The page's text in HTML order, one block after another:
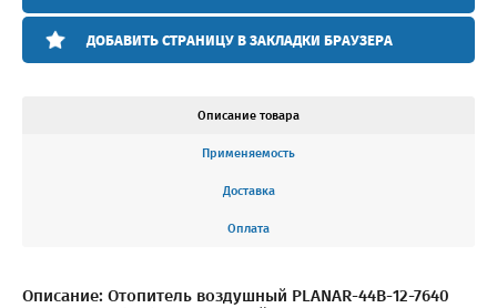
ДОБАВИТЬ СТРАНИЦУ В ЗАКЛАДКИ БРАУЗЕРА
Описание товара
Применяемость
Доставка
Оплата
Описание: Отопитель воздушный PLANAR-44В-12-7640